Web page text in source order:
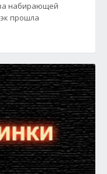
набирающей
прошла